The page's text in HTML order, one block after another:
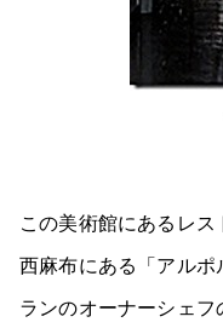
この美術館にあるレス
西麻布にある「アル
ランのオーナーシェ